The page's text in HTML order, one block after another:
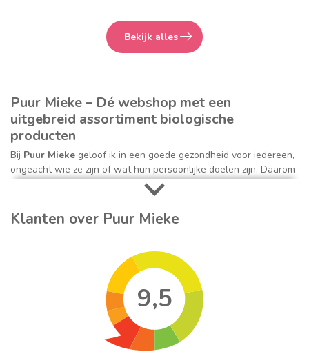
Bekijk alles
Puur Mieke – Dé webshop met een
uitgebreid assortiment biologische
producten
Bij Puur Mieke geloof ik in een goede gezondheid voor iedereen,
ongeacht wie ze zijn of wat hun persoonlijke doelen zijn. Daarom
zetten we ons bij onze online winkel in om de grootste
natuurlijke, biologische, en milieuvriendelijke artikelen tegen de
beste prijs aan te bieden. Ik ben enthousiast over alle aspecten
van natuurlijke geneeswijzen en gezonde
De missie van Puur Mieke
De missie van Puur Mieke is het aanbieden van gezonde voeding,
hoogwaardige vitamines en supplementen, natuurlijke
lichaamsverzorging, non toxic keuken- en schoonmaakartikelen
en alles wat je verder nodig hebt om een puur en bewust leven
Klanten over Puur Mieke
9,5